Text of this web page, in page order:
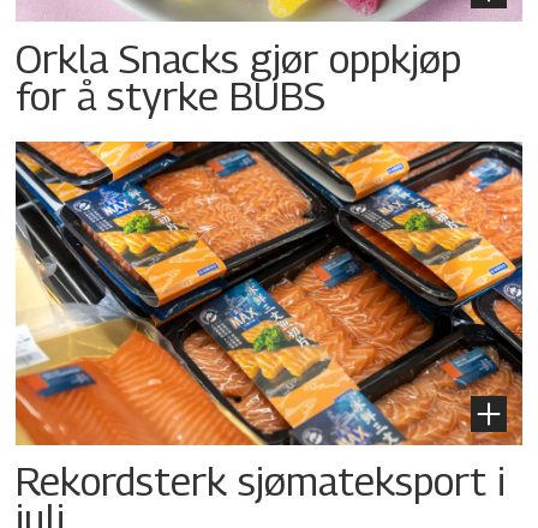
Orkla Snacks gjør oppkjøp
for å styrke BUBS
Rekordsterk sjømateksport i
juli